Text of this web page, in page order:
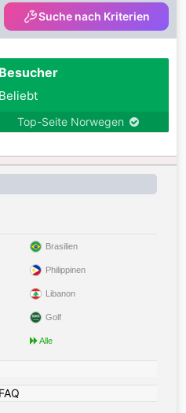
Suche nach Kriterien
Besucher
Beliebt
Top-Seite Norwegen
Brasilien
Philippinen
Libanon
Golf
Alle
FAQ